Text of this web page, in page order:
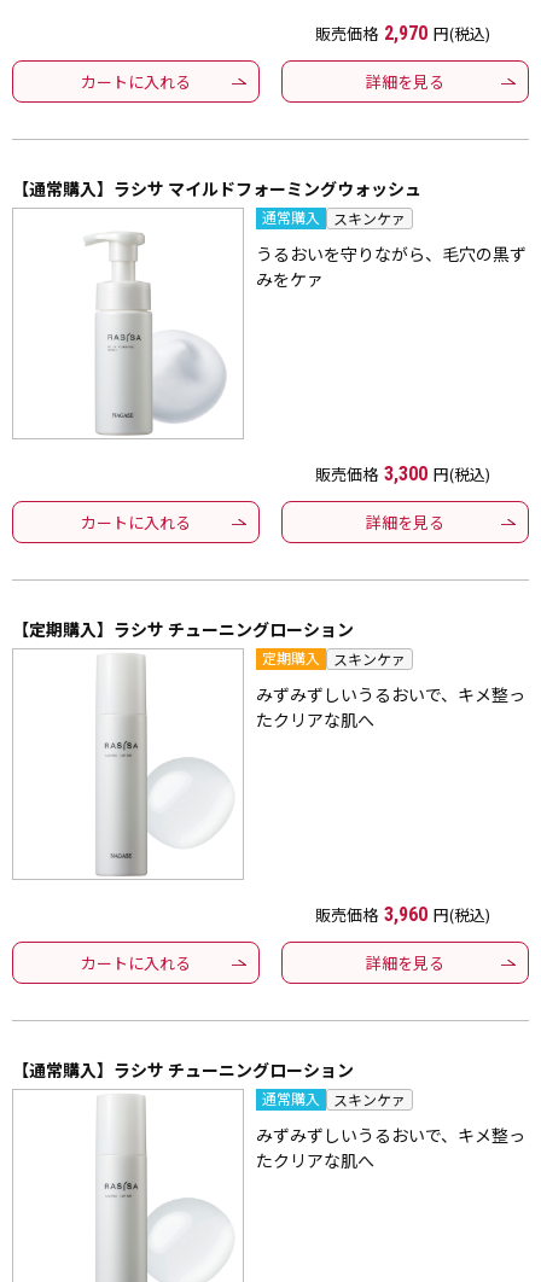
販売価格 2,970 円(税込)
カートに入れる 詳細を見る
【通常購入】ラシサ マイルドフォーミングウォッシュ
通常購入 スキンケァ
うるおいを守りながら、毛穴の黒ず
みをケァ
販売価格 3,300 円(税込)
カートに入れる 詳細を見る
【定期購入】ラシサ チューニングローション
定期購入 スキンケァ
みずみずしいうるおいで、キメ整っ
たクリアな肌へ
販売価格 3,960 円(税込)
カートに入れる 詳細を見る
【通常購入】ラシサ チューニングローション
通常購入 スキンケァ
みずみずしいうるおいで、キメ整っ
たクリアな肌へ